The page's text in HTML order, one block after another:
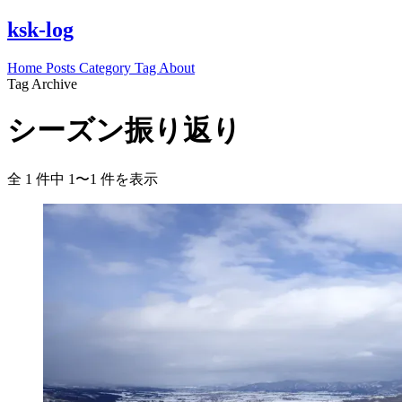
ksk-log
Home Posts Category Tag About
Tag Archive
シーズン振り返り
全 1 件中 1〜1 件を表示